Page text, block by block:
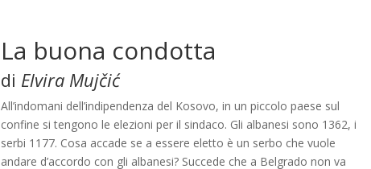
La buona condotta
di Elvira Mujčić
All’indomani dell’indipendenza del Kosovo, in un piccolo paese sul
confine si tengono le elezioni per il sindaco. Gli albanesi sono 1362, i
serbi 1177. Cosa accade se a essere eletto è un serbo che vuole
andare d’accordo con gli albanesi? Succede che a Belgrado non va